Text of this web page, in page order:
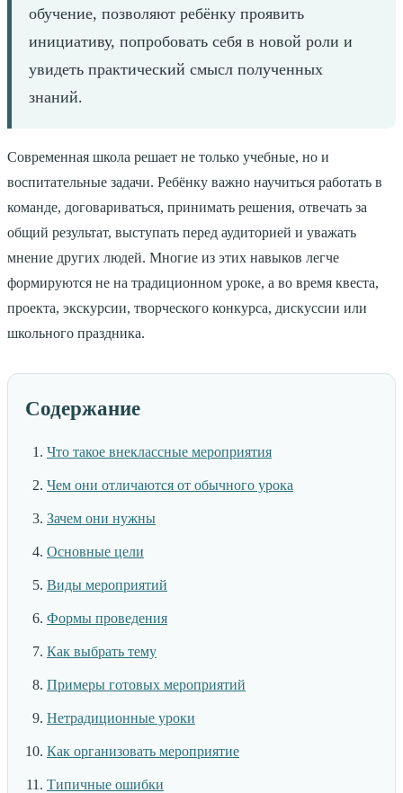
обучение, позволяют ребёнку проявить
инициативу, попробовать себя в новой роли и
увидеть практический смысл полученных
знаний.
Современная школа решает не только учебные, но и
воспитательные задачи. Ребёнку важно научиться работать в
команде, договариваться, принимать решения, отвечать за
общий результат, выступать перед аудиторией и уважать
мнение других людей. Многие из этих навыков легче
формируются не на традиционном уроке, а во время квеста,
проекта, экскурсии, творческого конкурса, дискуссии или
школьного праздника.
Содержание
Что такое внеклассные мероприятия
Чем они отличаются от обычного урока
Зачем они нужны
Основные цели
Виды мероприятий
Формы проведения
Как выбрать тему
Примеры готовых мероприятий
Нетрадиционные уроки
Как организовать мероприятие
Типичные ошибки